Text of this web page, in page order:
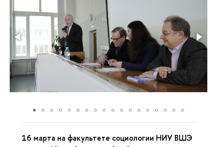
16 марта на факультете социологии НИУ ВШЭ